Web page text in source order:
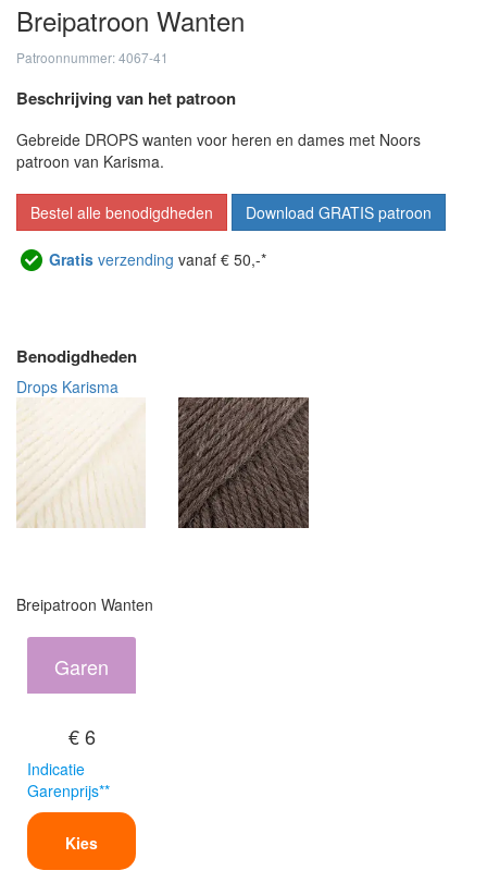
Breipatroon Wanten
Patroonnummer: 4067-41
Beschrijving van het patroon
Gebreide DROPS wanten voor heren en dames met Noors
patroon van Karisma.
Bestel alle benodigdheden Download GRATIS patroon
Gratis verzending vanaf € 50,-*
Benodigdheden
Drops Karisma
Breipatroon Wanten
Garen
€ 6
Indicatie
Garenprijs**
Kies